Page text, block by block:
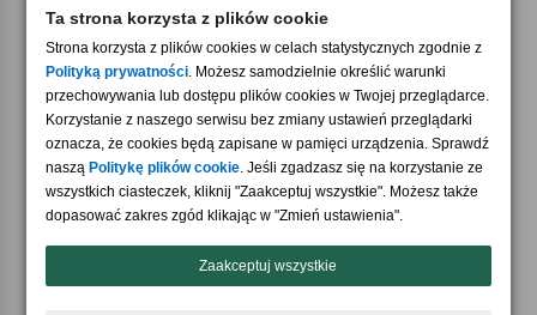
Akceptujemy płatności
Nasi partnerzy
Ta strona korzysta z plików cookie
Strona korzysta z plików cookies w celach statystycznych zgodnie z
Polityką prywatności. Możesz samodzielnie określić warunki
przechowywania lub dostępu plików cookies w Twojej przeglądarce.
Korzystanie z naszego serwisu bez zmiany ustawień przeglądarki
oznacza, że cookies będą zapisane w pamięci urządzenia. Sprawdź
naszą Politykę plików cookie. Jeśli zgadzasz się na korzystanie ze
wszystkich ciasteczek, kliknij "Zaakceptuj wszystkie". Możesz także
dopasować zakres zgód klikając w "Zmień ustawienia".
Zaakceptuj wszystkie